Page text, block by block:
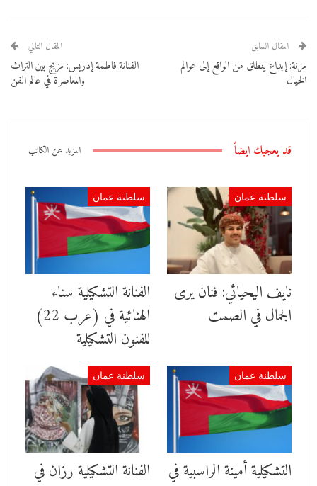
المقال السابق
مزنة: إبداع ينطلق من الواقع إلى عوالم
الخيال
المقال التالي
الفنانة فاطمة إدريس: مزيج بين التراث
والمعاصرة في عالم الفن
قد يعجبك ايضاً المزيد عن الكاتب
سلطنة عمان
نايف اليحيائي: فنان يرى
الجمال في الصمت
سلطنة عمان
الفنانة التشكيلية سناء
الهنائية في (عرب 22)
للفنون التشكيلية
سلطنة عمان
التشكيلية أمينة الراسبية في
سلطنة عمان
الفنانة التشكيلية رزان في